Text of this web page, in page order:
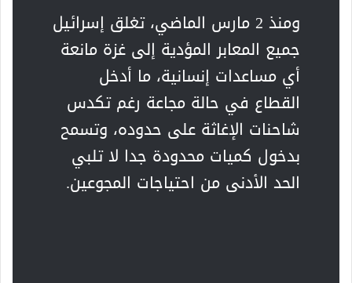
ومنذ 2 مارس الماضي، تغلق إسرائيل
جميع المعابر المؤدية إلى غزة مانعة
أي مساعدات إنسانية، ما أدخل
القطاع في حالة مجاعة رغم تكدس
شاحنات الإغاثة على حدوده، وتسمح
بدخول كميات محدودة جدا لا تلبي
الحد الأدنى من احتياجات المجوعين.